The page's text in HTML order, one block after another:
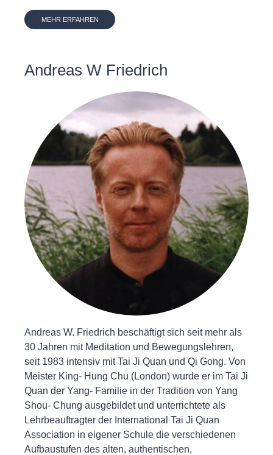
MEHR ERFAHREN
Andreas W Friedrich
Andreas W. Friedrich beschäftigt sich seit mehr als
30 Jahren mit Meditation und Bewegungslehren,
seit 1983 intensiv mit Tai Ji Quan und Qi Gong. Von
Meister King- Hung Chu (London) wurde er im Tai Ji
Quan der Yang- Familie in der Tradition von Yang
Shou- Chung ausgebildet und unterrichtete als
Lehrbeauftragter der International Tai Ji Quan
Association in eigener Schule die verschiedenen
Aufbaustufen des alten, authentischen,